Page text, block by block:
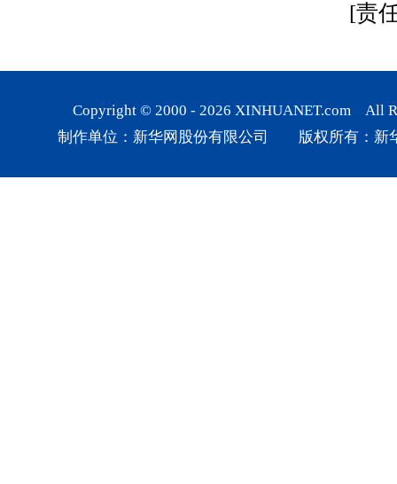
[责
Copyright © 2000 - 2026 XINHUANET.com All
制作单位：新华网股份有限公司 版权所有：新